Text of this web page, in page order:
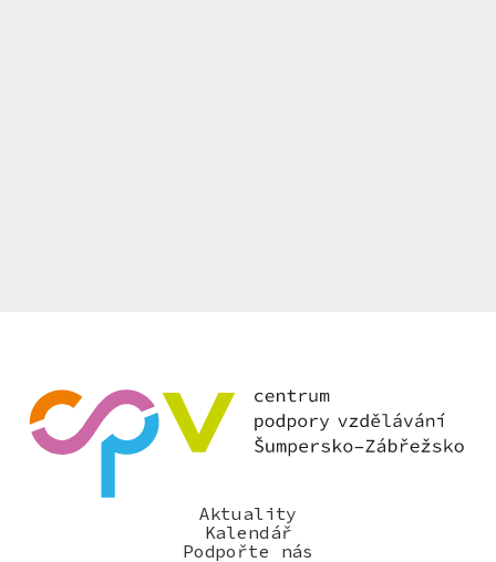
Aktuality
Kalendář
Podpořte nás